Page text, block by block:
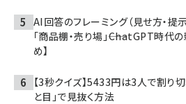
AI回答のフレーミング（見せ方・提
「商品棚・売り場」――ChatGPT時代
め】
【3秒クイズ】5433円は3人で割り
と目」で見抜く方法